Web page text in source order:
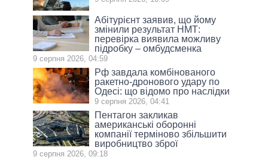
Абітурієнт заявив, що йому
змінили результат НМТ:
перевірка виявила можливу
підробку – омбудсменка
9 серпня 2026, 04:59
Рф завдала комбінованого
ракетно-дронового удару по
Одесі: що відомо про наслідки
9 серпня 2026, 04:41
Пентагон закликав
американські оборонні
компанії терміново збільшити
виробництво зброї
9 серпня 2026, 09:18